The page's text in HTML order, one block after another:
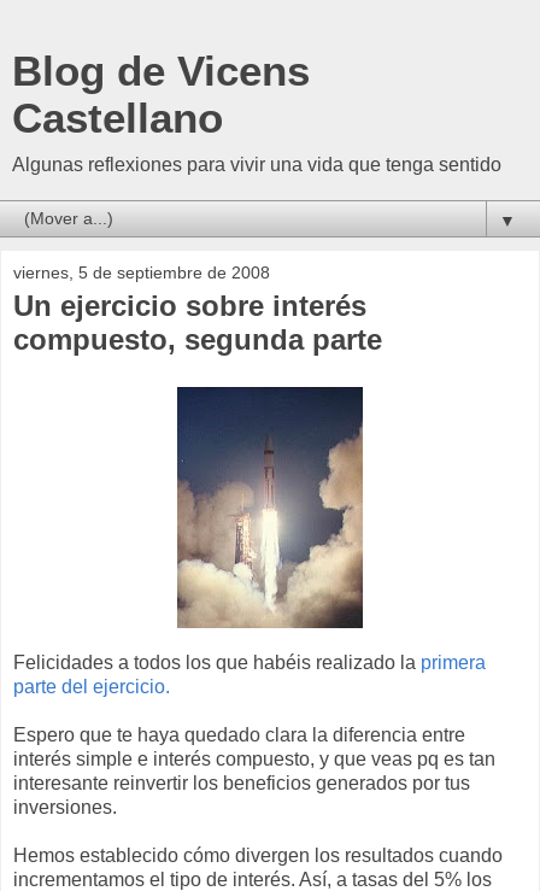
Blog de Vicens
Castellano
Algunas reflexiones para vivir una vida que tenga sentido
▼
viernes, 5 de septiembre de 2008
Un ejercicio sobre interés
compuesto, segunda parte
Felicidades a todos los que habéis realizado la primera
parte del ejercicio.
Espero que te haya quedado clara la diferencia entre
interés simple e interés compuesto, y que veas pq es tan
interesante reinvertir los beneficios generados por tus
inversiones.
Hemos establecido cómo divergen los resultados cuando
incrementamos el tipo de interés. Así, a tasas del 5% los